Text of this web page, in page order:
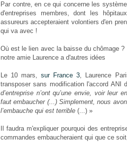
Par contre, en ce qui concerne les
d'entreprises membres, dont les
assureurs accepteraient volontiers d'en
qui va avec !
Où est le lien avec la baisse du chômage
notre amie Laurence a d'autres idées
Le 10 mars,sur France 3, Laurence
transposer sans modification l'accord
d’entreprise n’ont qu’une envie, voir
faut embaucher (...) Simplement, nous
l’embauche qui est terrible (...) »
Il faudra m'expliquer pourquoi des
commandes embaucheraient qui que ce